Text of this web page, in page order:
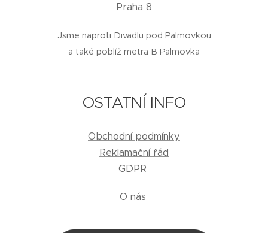
Praha 8
Jsme naproti Divadlu pod Palmovkou
a také poblíž metra B Palmovka
OSTATNÍ INFO
Obchodní podmínky
Reklamační řád
GDPR
O nás